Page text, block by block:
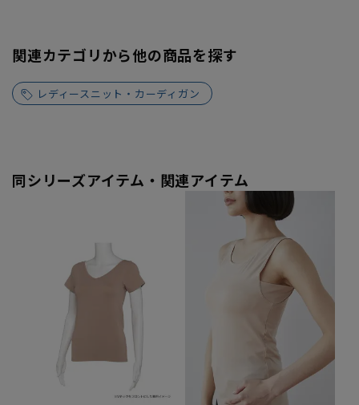
関連カテゴリから他の商品を探す
レディースニット・カーディガン
同シリーズアイテム・関連アイテム